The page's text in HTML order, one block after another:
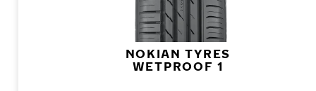
NOKIAN TYRES
WETPROOF 1